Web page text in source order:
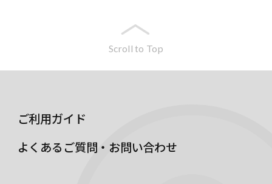
Scroll to Top
ご利用ガイド
よくあるご質問・お問い合わせ